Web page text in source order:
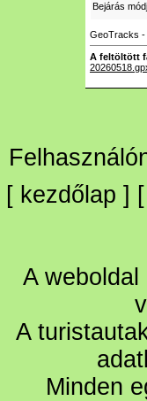
Bejárás
GeoTracks -
A feltöltött
[ kezdőlap ] [
A
A
Minden